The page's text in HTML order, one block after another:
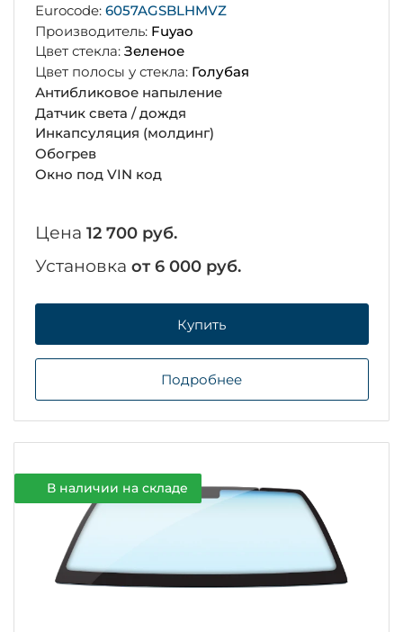
Eurocode: 6057AGSBLHMVZ
Производитель: Fuyao
Цвет стекла: Зеленое
Цвет полосы у стекла: Голубая
Антибликовое напыление
Датчик света / дождя
Инкапсуляция (молдинг)
Обогрев
Окно под VIN код
Цена 12 700 руб.
Установка от 6 000 руб.
Купить
Подробнее
В наличии на складе